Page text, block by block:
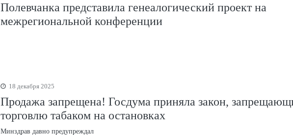
Полевчанка представила генеалогический проект на
межрегиональной конференции
18 декабря 2025
Продажа запрещена! Госдума приняла закон,
торговлю табаком на остановках
Минздрав давно предупреждал